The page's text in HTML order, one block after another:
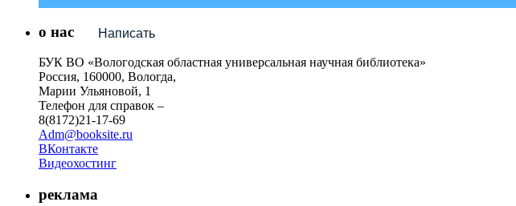
Написать
о нас
БУК ВО «Вологодская областная универсальная научная библиотека»
Россия, 160000, Вологда,
Марии Ульяновой, 1
Телефон для справок –
8(8172)21-17-69
Adm@booksite.ru
ВКонтакте
Видеохостинг
реклама